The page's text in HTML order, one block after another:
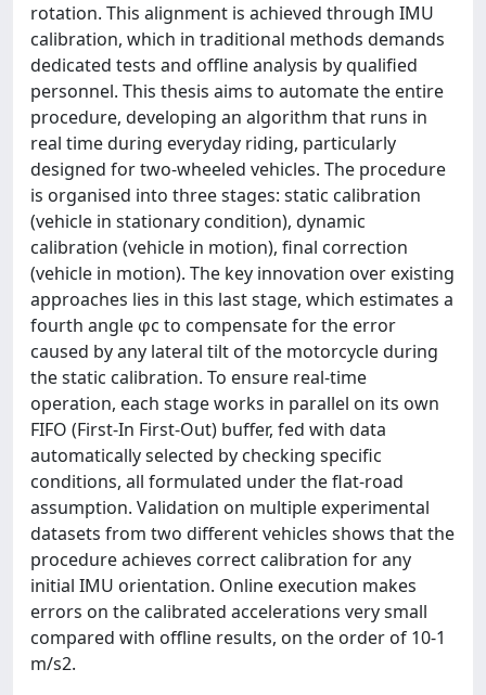
rotation. This alignment is achieved through IMU
calibration, which in traditional methods demands
dedicated tests and offline analysis by qualified
personnel. This thesis aims to automate the entire
procedure, developing an algorithm that runs in
real time during everyday riding, particularly
designed for two-wheeled vehicles. The procedure
is organised into three stages: static calibration
(vehicle in stationary condition), dynamic
calibration (vehicle in motion), final correction
(vehicle in motion). The key innovation over existing
approaches lies in this last stage, which estimates a
fourth angle φc to compensate for the error
caused by any lateral tilt of the motorcycle during
the static calibration. To ensure real-time
operation, each stage works in parallel on its own
FIFO (First-In First-Out) buffer, fed with data
automatically selected by checking specific
conditions, all formulated under the flat-road
assumption. Validation on multiple experimental
datasets from two different vehicles shows that the
procedure achieves correct calibration for any
initial IMU orientation. Online execution makes
errors on the calibrated accelerations very small
compared with offline results, on the order of 10-1
m/s2.